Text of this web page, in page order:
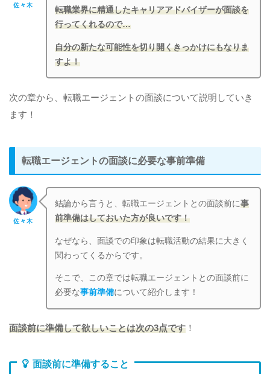
佐々木
転職業界に精通したキャリアアドバイザーが面談を
行ってくれるので…
自分の新たな可能性を切り開くきっかけにもなりま
すよ！
次の章から、転職エージェントの面談について説明していき
ます！
転職エージェントの面談に必要な事前準備
佐々木
結論から言うと、転職エージェントとの面談前に事
前準備はしておいた方が良いです！
なぜなら、面談での印象は転職活動の結果に大きく
関わってくるからです。
そこで、この章では転職エージェントとの面談前に
必要な事前準備について紹介します！
面談前に準備して欲しいことは次の3点です ！
面談前に準備すること